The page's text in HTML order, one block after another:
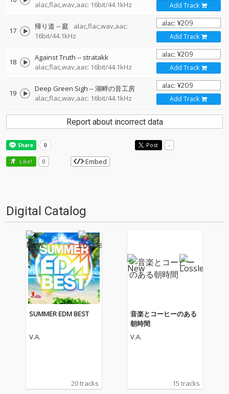
alac,flac,wav,aac: 16bit/44.1kHz Add Track
17 帰り道 -- 庭
alac,flac,wav,aac:
16bit/44.1kHz
Add Track
18 Against Truth -- stratakk
alac,flac,wav,aac: 16bit/44.1kHz
Add Track
19 Deep Green Sigh --湖畔の音工房
alac,flac,wav,aac: 16bit/44.1kHz
Add Track
Report about incorrect data
Post -
Like! 0 Embed
Digital Catalog
SUMMER EDM BEST
V.A.
20 tracks
音楽とコーヒーのある
朝時間
V.A.
15 tracks